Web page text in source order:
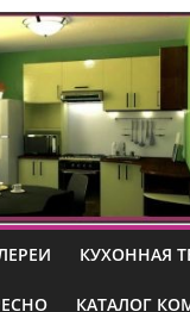
КУХОННАЯ
КАТАЛОГ